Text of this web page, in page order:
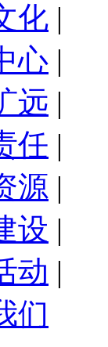
化 |
心 |
远 |
任 |
源 |
设 |
动 |
们